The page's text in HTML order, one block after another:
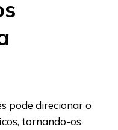
pode direcionar o
tornando-os